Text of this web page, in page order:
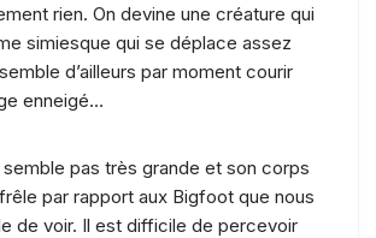
rien. On devine une créature qui
simiesque qui se déplace assez
d’ailleurs par moment courir
enneigé…
pas très grande et son corps
par rapport aux Bigfoot que nous
de voir. Il est difficile de percevoir